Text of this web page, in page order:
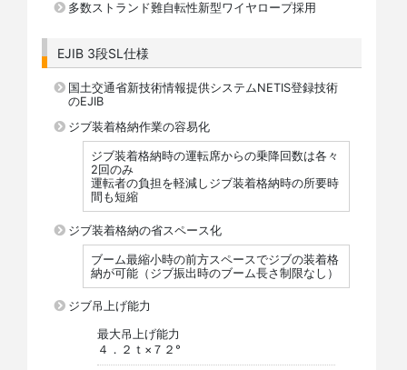
多数ストランド難自転性新型ワイヤロープ採用
EJIB 3段SL仕様
国土交通省新技術情報提供システムNETIS登録技術
のEJIB
ジブ装着格納作業の容易化
ジブ装着格納時の運転席からの乗降回数は各々
2回のみ
運転者の負担を軽減しジブ装着格納時の所要時
間も短縮
ジブ装着格納の省スペース化
ブーム最縮小時の前方スペースでジブの装着格
納が可能（ジブ振出時のブーム長さ制限なし）
ジブ吊上げ能力
最大吊上げ能力
４．２ｔ×７２°